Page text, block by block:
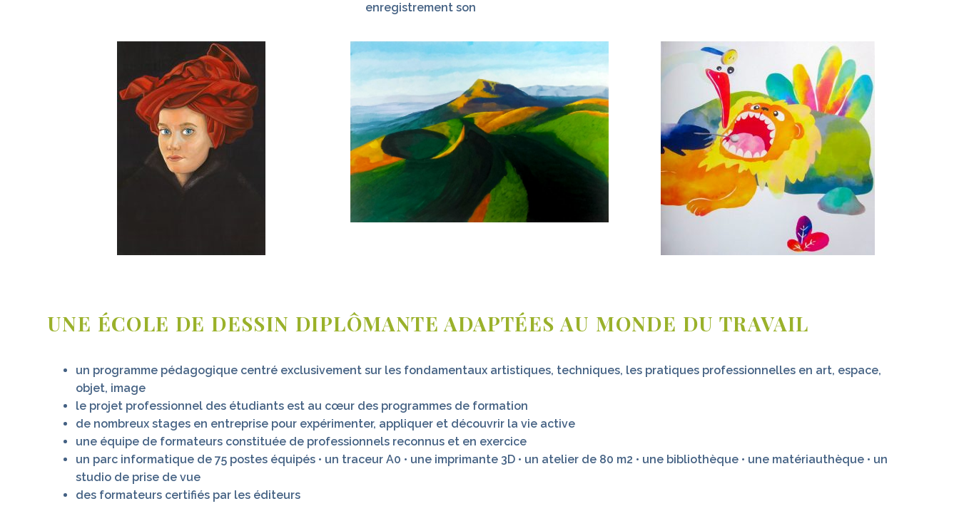
enregistrement son
UNE ÉCOLE DE DESSIN DIPLÔMANTE ADAPTÉES AU MONDE DU TRAVAIL
un programme pédagogique centré exclusivement sur les fondamentaux artistiques, techniques, les pratiques professionnelles en art, espace,
objet, image
le projet professionnel des étudiants est au cœur des programmes de formation
de nombreux stages en entreprise pour expérimenter, appliquer et découvrir la vie active
une équipe de formateurs constituée de professionnels reconnus et en exercice
un parc informatique de 75 postes équipés • un traceur A0 • une imprimante 3D • un atelier de 80 m2 • une bibliothèque • une matériauthèque • un
studio de prise de vue
des formateurs certifiés par les éditeurs